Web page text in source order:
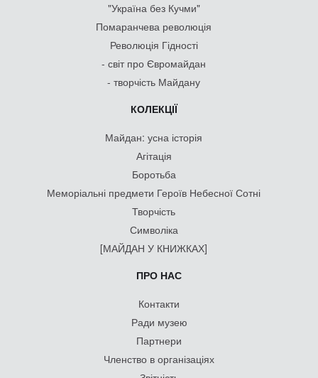
"Україна без Кучми"
Помаранчева революція
Революція Гідності
- світ про Євромайдан
- творчість Майдану
КОЛЕКЦІЇ
Майдан: усна історія
Агітація
Боротьба
Меморіальні предмети Героїв Небесної Сотні
Творчість
Символіка
[МАЙДАН У КНИЖКАХ]
ПРО НАС
Контакти
Ради музею
Партнери
Членство в організаціях